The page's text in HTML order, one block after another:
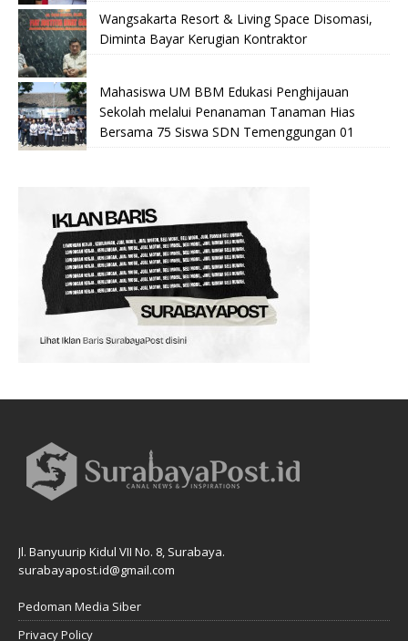
Wangsakarta Resort & Living Space Disomasi,
Diminta Bayar Kerugian Kontraktor
Mahasiswa UM BBM Edukasi Penghijauan
Sekolah melalui Penanaman Tanaman Hias
Bersama 75 Siswa SDN Temenggungan 01
Jl. Banyuurip Kidul VII No. 8, Surabaya.
surabayapost.id@gmail.com
Pedoman Media Siber
Privacy Policy